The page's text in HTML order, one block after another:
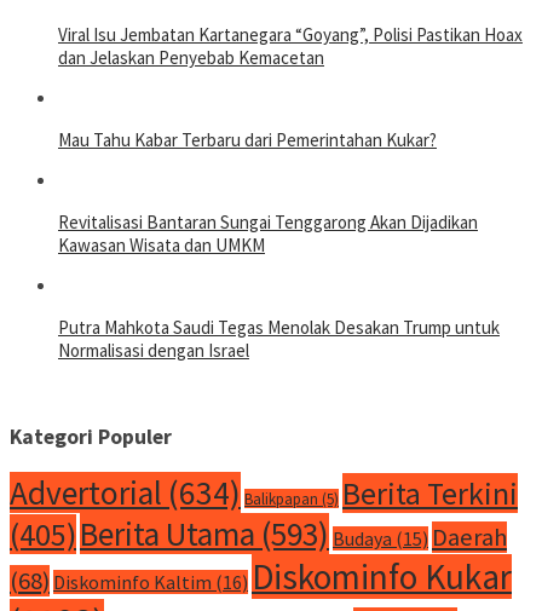
Viral Isu Jembatan Kartanegara “Goyang”, Polisi Pastikan Hoax
dan Jelaskan Penyebab Kemacetan
Mau Tahu Kabar Terbaru dari Pemerintahan Kukar?
Revitalisasi Bantaran Sungai Tenggarong Akan Dijadikan
Kawasan Wisata dan UMKM
Putra Mahkota Saudi Tegas Menolak Desakan Trump untuk
Normalisasi dengan Israel
Kategori Populer
Advertorial (634) Balikpapan (5) Berita Terkini
(405)Berita Utama (593) Budaya (15) Daerah
(68) Diskominfo Kaltim (16) Diskominfo Kukar